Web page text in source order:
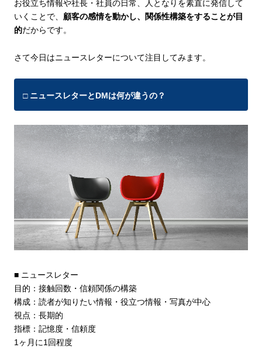
お役立ち情報や社長・社員の日常、人となりを素直に発信して
いくことで、 顧客の感情を動かし、関係性構築をすることが目
的だからです。
さて今日はニュースレターについて注目してみます。
□ ニュースレターとDMは何が違うの？
■ ニュースレター
目的：接触回数・信頼関係の構築
構成：読者が知りたい情報・役立つ情報・写真が中心
視点：長期的
指標：記憶度・信頼度
1ヶ月に1回程度